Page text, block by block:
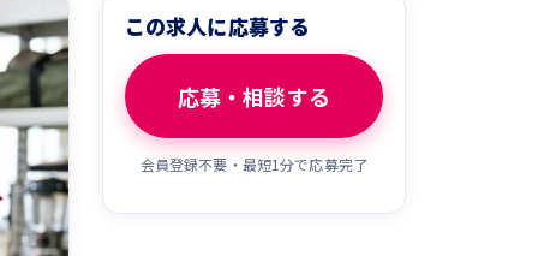
この求人に応募する
応募・相談する
会員登録不要・最短1分で応募完了